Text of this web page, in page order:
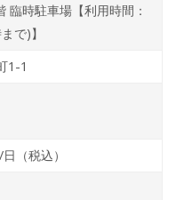
臨時駐車場【利用時間：
で)】
1-1
（税込）